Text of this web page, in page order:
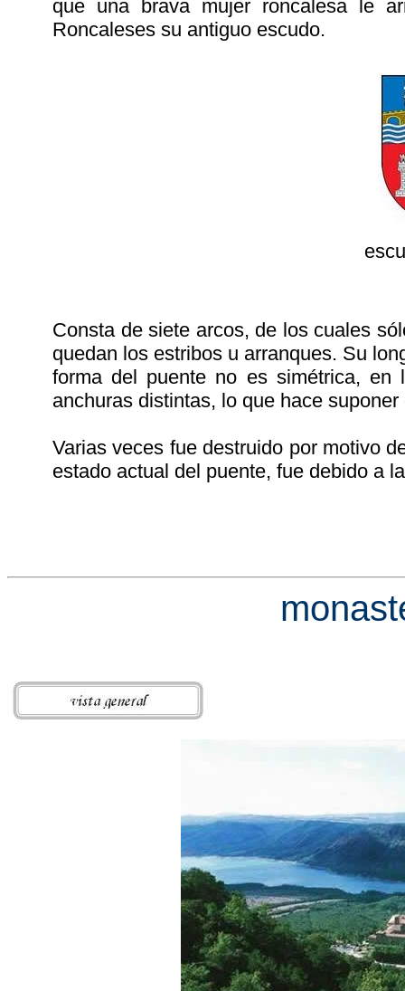
que una brava mujer roncalesa le
Roncaleses su antiguo escudo.
Consta de siete arcos, de los cuales
quedan los estribos u arranques. Su
forma del puente no es simétrica, en
anchuras distintas, lo que hace
Varias veces fue destruido por motivo
estado actual del puente, fue debido a